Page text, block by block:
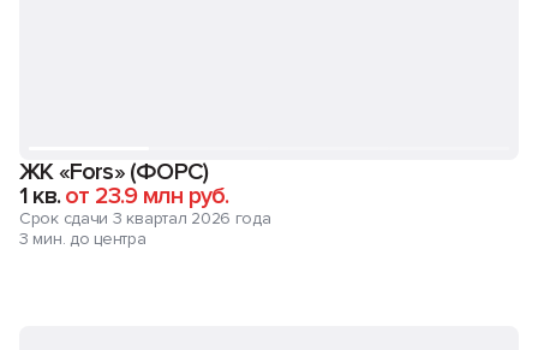
ЖК «Fors» (ФОРС)
1 кв.от 23.9 млн руб.
Срок сдачи 3 квартал 2026 года
3 мин. до центра